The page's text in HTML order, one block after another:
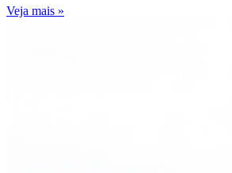
Veja mais »